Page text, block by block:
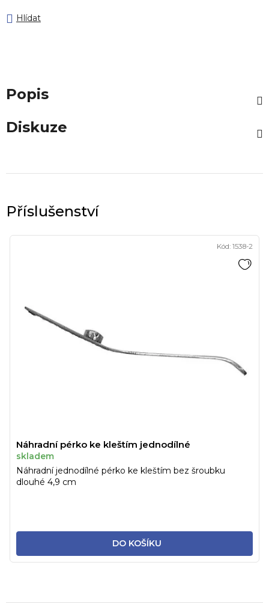
Hlídat
Popis
Diskuze
Náhradní pérko ke kleštím jednodílné
skladem
DO KOŠÍKU
Náhradní jednodílné pérko ke kleštím bez šroubku
dlouhé 4,9 cm
Kód: 1538-2